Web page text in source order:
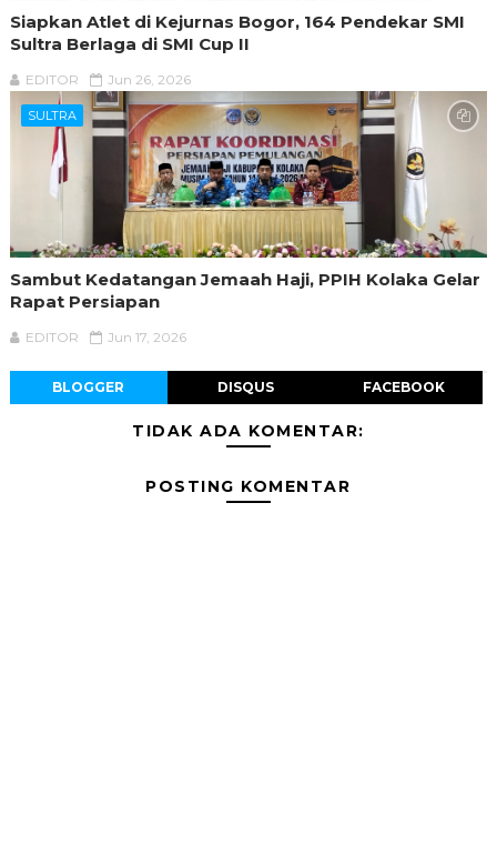
Siapkan Atlet di Kejurnas Bogor, 164 Pendekar SMI
Sultra Berlaga di SMI Cup II
EDITOR Jun 26, 2026
SULTRA
Sambut Kedatangan Jemaah Haji, PPIH Kolaka Gelar
Rapat Persiapan
EDITOR Jun 17, 2026
BLOGGER DISQUS FACEBOOK
TIDAK ADA KOMENTAR:
POSTING KOMENTAR